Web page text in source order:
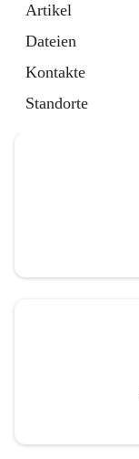
Artikel
Dateien
Kontakte
Standorte